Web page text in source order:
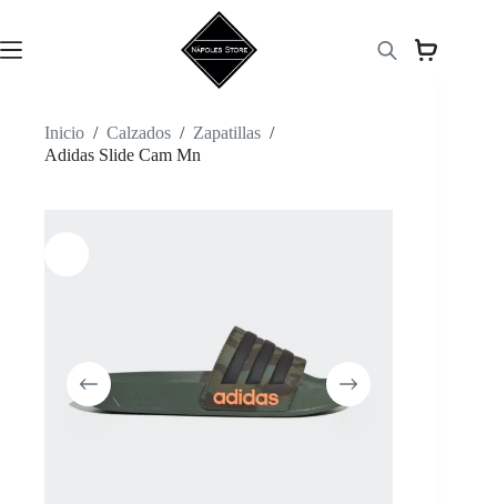
contenido
Inicio / Calzados / Zapatillas /
Adidas Slide Cam Mn